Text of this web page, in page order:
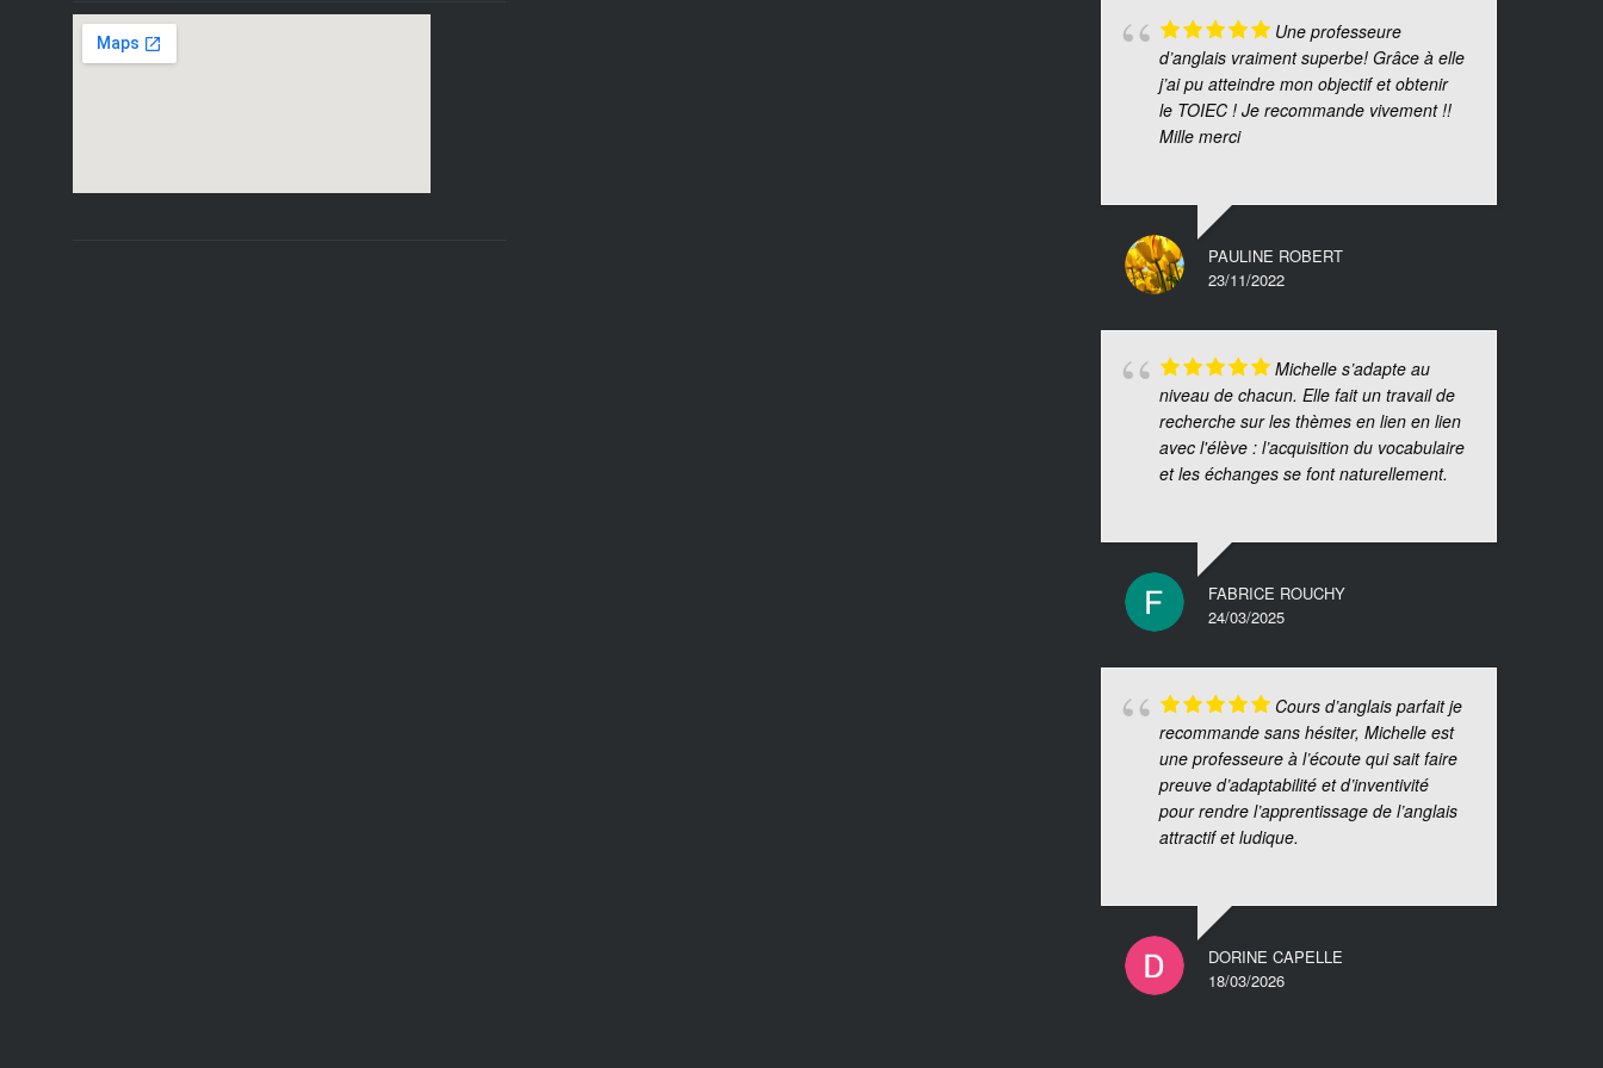
Une professeure
d’anglais vraiment superbe! Grâce à elle
j’ai pu atteindre mon objectif et obtenir
le TOIEC ! Je recommande vivement !!
Mille merci
PAULINE ROBERT
23/11/2022
Michelle s’adapte au
niveau de chacun. Elle fait un travail de
recherche sur les thèmes en lien en lien
avec l'élève : l’acquisition du vocabulaire
et les échanges se font naturellement.
FABRICE ROUCHY
24/03/2025
Cours d’anglais parfait je
recommande sans hésiter, Michelle est
une professeure à l’écoute qui sait faire
preuve d’adaptabilité et d’inventivité
pour rendre l’apprentissage de l’anglais
attractif et ludique.
DORINE CAPELLE
18/03/2026